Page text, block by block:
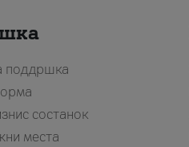
поддршка
состанок
места